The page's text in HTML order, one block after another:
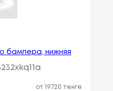
бампера, нижняя
от 19720 тенге